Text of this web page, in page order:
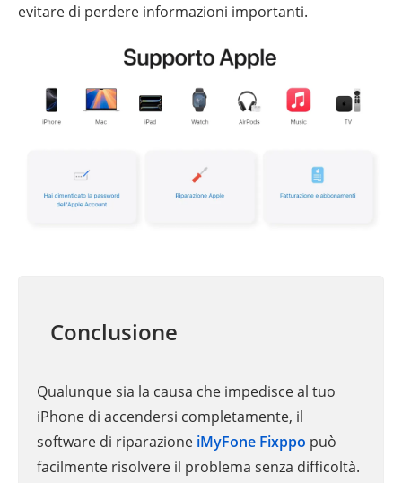
evitare di perdere informazioni importanti.
Conclusione
Qualunque sia la causa che impedisce al tuo
iPhone di accendersi completamente, il
software di riparazione iMyFone Fixppo può
facilmente risolvere il problema senza difficoltà.